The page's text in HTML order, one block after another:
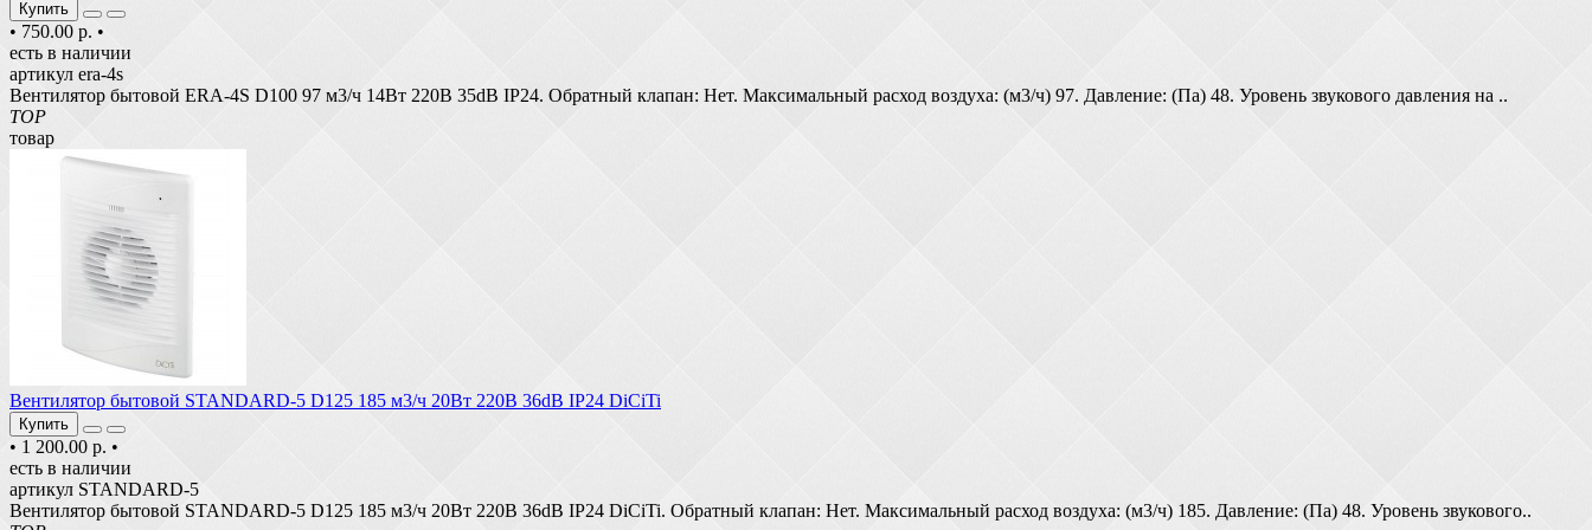
Купить
• 750.00 р. •
есть в наличии
артикул era-4s
Вентилятор бытовой ERA-4S D100 97 м3/ч 14Вт 220В 35dB IP24. Обратный клапан: Нет. Максимальный расход воздуха: (м3/ч) 97. Давление: (Па) 48. Уровень звукового давления на ..
TOP
товар
Вентилятор бытовой STANDARD-5 D125 185 м3/ч 20Вт 220В 36dB IP24 DiCiTi
Купить
• 1 200.00 р. •
есть в наличии
артикул STANDARD-5
Вентилятор бытовой STANDARD-5 D125 185 м3/ч 20Вт 220В 36dB IP24 DiCiTi. Обратный клапан: Нет. Максимальный расход воздуха: (м3/ч) 185. Давление: (Па) 48. Уровень звукового..